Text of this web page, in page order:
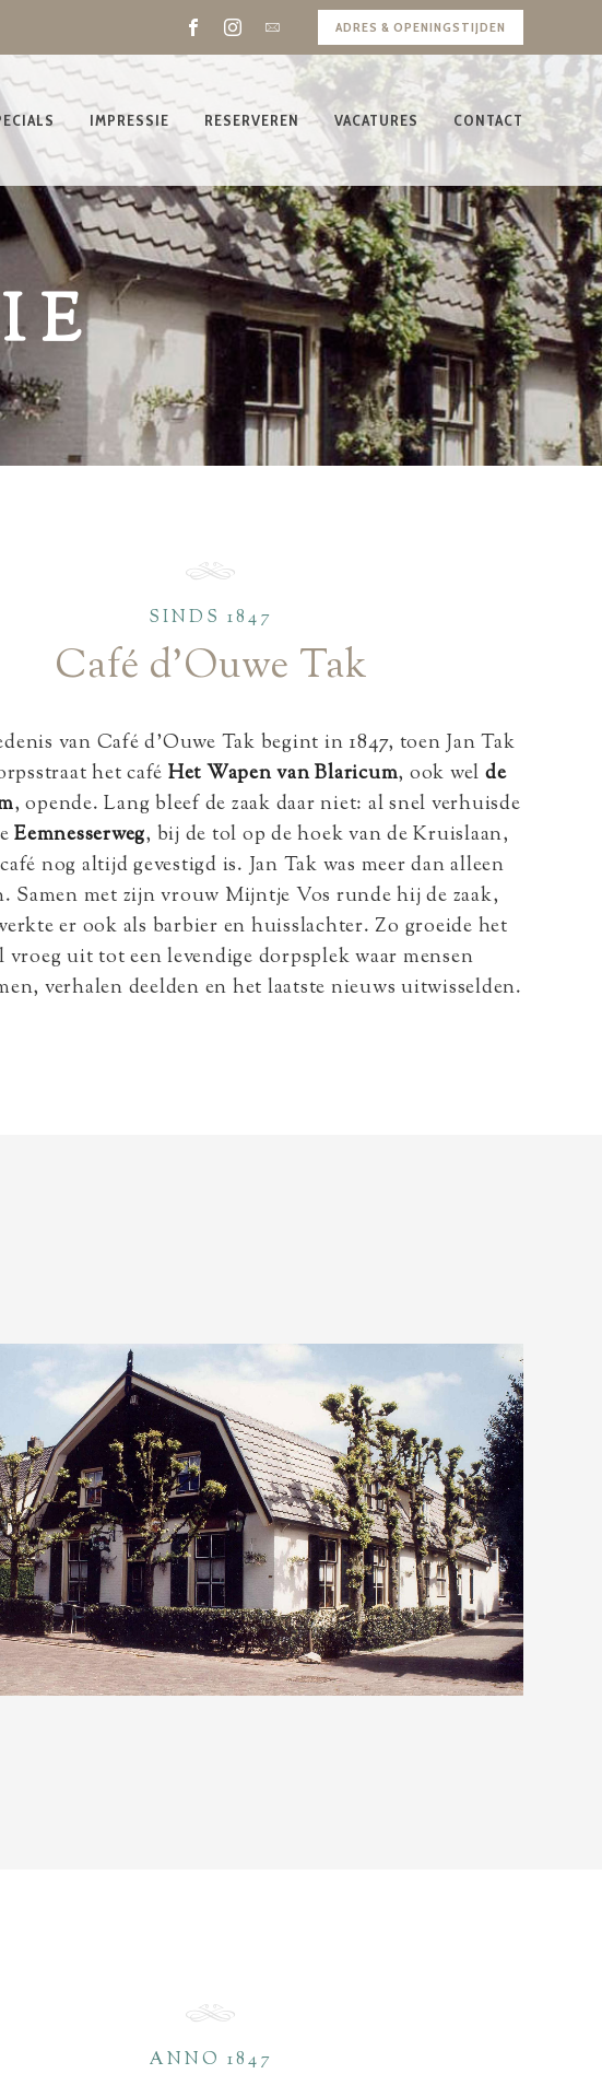
ADRES & OPENINGSTIJDEN
IMPRESSIE RESERVEREN VACATURES CONTACT
SINDS 1847
Café d’Ouwe Tak
van Café d’Ouwe Tak begint in 1847, toen Jan Tak
het café Het Wapen van Blaricum, ook wel de
, opende. Lang bleef de zaak daar niet: al snel verhuisde
Eemnesserweg, bij de tol op de hoek van de Kruislaan,
nog altijd gevestigd is. Jan Tak was meer dan alleen
Samen met zijn vrouw Mijntje Vos runde hij de zaak,
er ook als barbier en huisslachter. Zo groeide het
vroeg uit tot een levendige dorpsplek waar mensen
verhalen deelden en het laatste nieuws uitwisselden.
ANNO 1847